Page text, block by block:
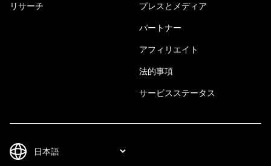
リサーチ プレスとメディア
パートナー
アフィリエイト
法的事項
サービスステータス